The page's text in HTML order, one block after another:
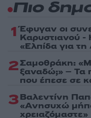
Πιο
1 Έφυγαν οι
Καρυστιανού -
«Ελπίδα για
2Σαμοθράκη:
ξαναδώ;» – Τα
που έπεσε σε
3Βαλεντίνη
«Ανησυχώ
χρειαζόμαστε»